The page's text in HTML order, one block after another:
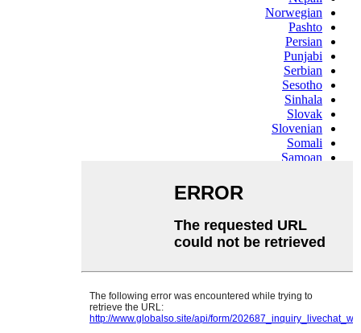
Norwegian
Pashto
Persian
Punjabi
Serbian
Sesotho
Sinhala
Slovak
Slovenian
Somali
Samoan
Swahili
Tajik
Telugu
Ukrainian
Urdu